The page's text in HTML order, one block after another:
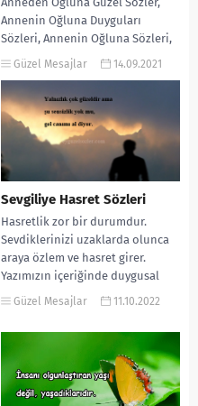
Annenin Oğluna Duyguları
Sözleri, Annenin Oğluna Sözleri,
Canım Oğluma Sözler, Erkek
Evlatla İlgili Güzel Sözler, Canım...
Güzel Mesajlar 14.09.2021
Sevgiliye Hasret Sözleri
Hasretlik zor bir durumdur.
Sevdiklerinizi uzaklarda olunca
araya özlem ve hasret girer.
Yazımızın içeriğinde duygusal
hasret sözleri sevgiliye, uzaktaki
Güzel Mesajlar 11.10.2022